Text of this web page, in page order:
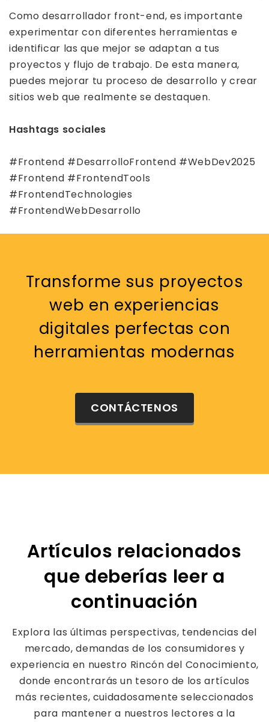
Como desarrollador front-end, es importante
experimentar con diferentes herramientas e
identificar las que mejor se adaptan a tus
proyectos y flujo de trabajo. De esta manera,
puedes mejorar tu proceso de desarrollo y crear
sitios web que realmente se destaquen.
Hashtags sociales
#Frontend #DesarrolloFrontend #WebDev2025
#Frontend #FrontendTools
#FrontendTechnologies
#FrontendWebDesarrollo
Transforme sus proyectos
web en experiencias
digitales perfectas con
herramientas modernas
CONTÁCTENOS
Artículos relacionados
que deberías leer a
continuación
Explora las últimas perspectivas, tendencias del
mercado, demandas de los consumidores y
experiencia en nuestro Rincón del Conocimiento,
donde encontrarás un tesoro de los artículos
más recientes, cuidadosamente seleccionados
para mantener a nuestros lectores a la